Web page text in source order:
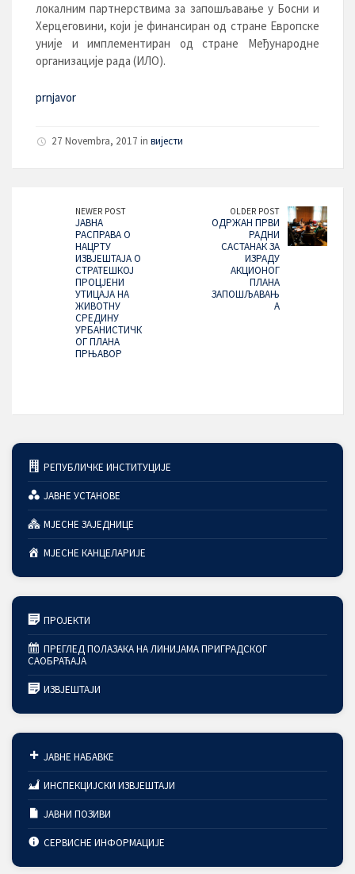
локалним партнерствима за запошљавање у Босни и
Херцеговини, који је финансиран од стране Европске
уније и имплементиран од стране Међународне
организације рада (ИЛО).
prnjavor
27 Novembra, 2017 in вијести
NEWER POST
ЈАВНА
РАСПРАВА О
НАЦРТУ
ИЗВЈЕШТАЈА О
СТРАТЕШКОЈ
ПРОЦЈЕНИ
УТИЦАЈА НА
ЖИВОТНУ
СРЕДИНУ
УРБАНИСТИЧК
ОГ ПЛАНА
ПРЊАВОР
OLDER POST
ОДРЖАН ПРВИ
РАДНИ
САСТАНАК ЗА
ИЗРАДУ
АКЦИОНОГ
ПЛАНА
ЗАПОШЉАВАЊ
А
РЕПУБЛИЧКЕ ИНСТИТУЦИЈЕ
ЈАВНЕ УСТАНОВЕ
МЈЕСНЕ ЗАЈЕДНИЦЕ
МЈЕСНЕ КАНЦЕЛАРИЈЕ
ПРОЈЕКТИ
ПРЕГЛЕД ПОЛАЗАКА НА ЛИНИЈАМА ПРИГРАДСКОГ
САОБРАЋАЈА
ИЗВЈЕШТАЈИ
ЈАВНЕ НАБАВКЕ
ИНСПЕКЦИЈСКИ ИЗВЈЕШТАЈИ
ЈАВНИ ПОЗИВИ
СЕРВИСНЕ ИНФОРМАЦИЈЕ